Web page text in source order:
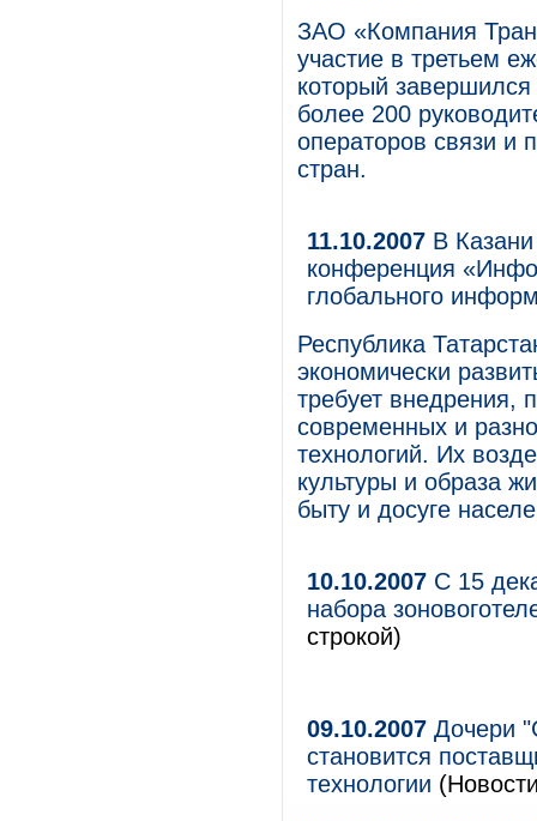
ЗАО «Компания
участие в третьем
который
более 200
операторов связи и
стран.
11.10.2007 В
конференция
глобального
Республика
экономически
требует внедрения,
современных и
технологий. Их
культуры и образа
быту и досуге
10.10.2007 С 15
набора
строкой)
09.10.2007 Дочери
становится
технологии